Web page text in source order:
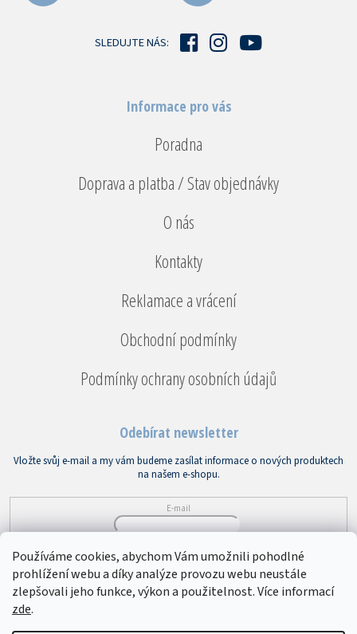
Používáme cookies, abychom Vám umožnili pohodlné
prohlížení webu a díky analýze provozu webu neustále
zlepšovali jeho funkce, výkon a použitelnost. Více informací
zde.
SLEDUJTE NÁS:
Informace pro vás
Poradna
Doprava a platba / Stav objednávky
O nás
Kontakty
Reklamace a vrácení
Obchodní podmínky
Podmínky ochrany osobních údajů
Odebírat newsletter
Vložte svůj e-mail a my vám budeme zasílat informace o nových produktech
na našem e-shopu.
E-mail
PŘIHLÁSIT SE